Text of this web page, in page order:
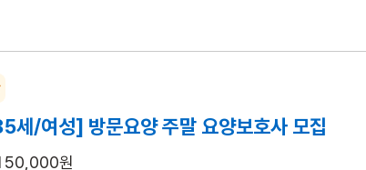
/여성] 방문요양 주말 요양보호사 모집
원